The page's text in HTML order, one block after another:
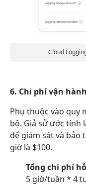
Cloud
6. Chi phí vận hành
Phụ thuộc vào quy
bộ. Giả sử ước tính
để giám sát và bảo
giờ là $100.
Tổng chi phí
5 giờ/tuần * 4